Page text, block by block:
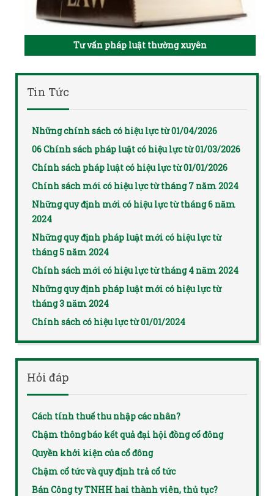
Tư vấn pháp luật thường xuyên
Tin Tức
Những chính sách có hiệu lực từ 01/04/2026
06 Chính sách pháp luật có hiệu lực từ 01/03/2026
Chính sách pháp luật có hiệu lực từ 01/01/2026
Chính sách mới có hiệu lực từ tháng 7 năm 2024
Những quy định mới có hiệu lực từ tháng 6 năm
2024
Những quy định pháp luật mới có hiệu lực từ
tháng 5 năm 2024
Chính sách mới có hiệu lực từ tháng 4 năm 2024
Những quy định pháp luật mới có hiệu lực từ
tháng 3 năm 2024
Chính sách có hiệu lực từ 01/01/2024
Hỏi đáp
Cách tính thuế thu nhập các nhân?
Chậm thông báo kết quả đại hội đồng cổ đông
Quyền khởi kiện của cổ đông
Chậm cổ tức và quy định trả cổ tức
Bán Công ty TNHH hai thành viên, thủ tục?